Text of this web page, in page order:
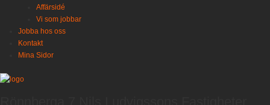
Affärsidé
Vi som jobbar
Jobba hos oss
Kontakt
Mina Sidor